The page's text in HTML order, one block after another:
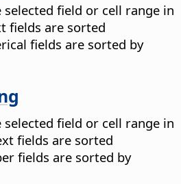
field or cell range in
fields are sorted
fields are sorted by
field or cell range in
fields are sorted
fields are sorted by